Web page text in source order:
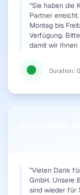
"Sie haben die
Partner
Montag bis
Verfügung.
damit wir
Duration:
"Vielen Dank
GmbH. Unsere
sind wieder für